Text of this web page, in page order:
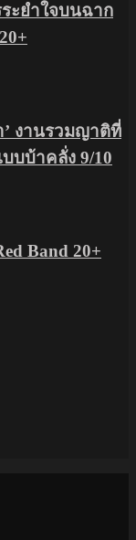
ะยำใจบนฉาก
’ งานรวมญาติที่
บบ้าคลั่ง 9/10
Band 20+